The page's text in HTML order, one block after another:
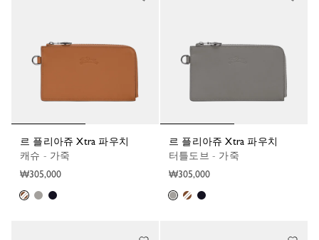
르 플리아쥬 Xtra 파우치
캐슈 - 가죽
₩305,000
르 플리아쥬 Xtra 파우치
터틀도브 - 가죽
₩305,000